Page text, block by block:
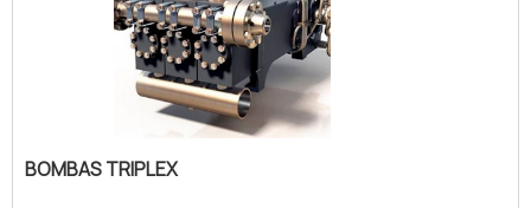
sequência, entre outras.VANTAGENS BÁ.
BOMBAS TRIPLEX